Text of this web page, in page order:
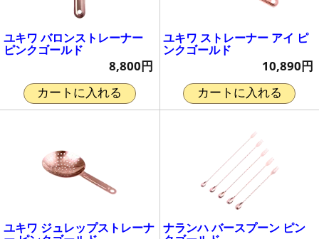
ユキワ バロンストレーナー
ピンクゴールド
8,800円
カートに入れる
ユキワ ストレーナー アイ ピ
ンクゴールド
10,890円
カートに入れる
ユキワ ジュレップストレーナ ナランハ バースプーン ピン